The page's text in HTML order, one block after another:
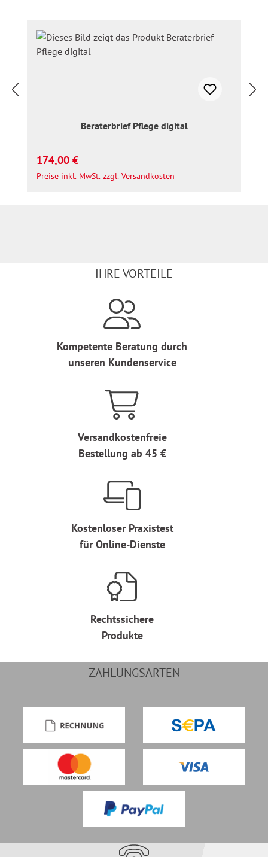
Beraterbrief Pflege digital
Regulärer Preis:
174,00 €
Preise inkl. MwSt. zzgl. Versandkosten
IHRE VORTEILE
Kompetente Beratung durch
unseren Kundenservice
Versandkostenfreie
Bestellung ab 45 €
Kostenloser Praxistest
für Online-Dienste
Rechtssichere
Produkte
ZAHLUNGSARTEN